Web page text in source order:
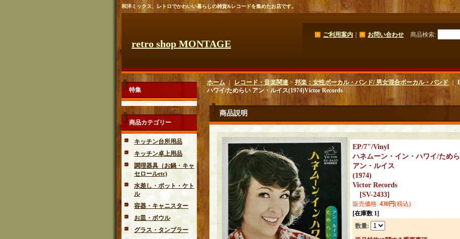
和洋ミックス、レトロでかわいい暮らしの雑貨&レコードを集めたお店です。
retro shop MONTAGE
ご利用案内 お問い合わせ 商品検索:
特集
商品カテゴリー
キッチン台所用品
キッチン卓上用品
調理器具（お鍋・キャ
セロールetc)
水差し・ポット・ケト
ル
容器・キャニスター
お皿・ボウル
グラス・タンブラー
ホーム｜ レコード・音楽関連 > 邦楽：女性ボーカル・バンド/ 男女混合ボーカル・バンド｜
ハワイ/ためらい アン・ルイス(1974)Victor Records
商品説明
EP/7"/Vinyl
ハネムーン・イン・ハワイ/ため
アン・ルイス
(1974)
Victor Records
[SV-2433]
販売価格: 430円(税込)
[在庫数 1]
数量: